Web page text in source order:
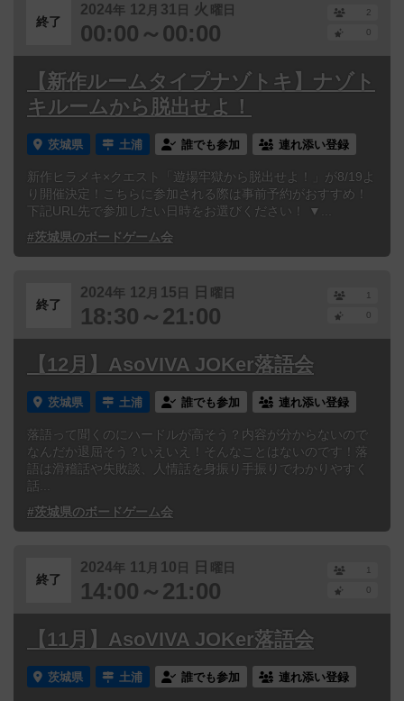
終了
2024年 12 月 31 日 火 曜日
00:00～00:00
2
0
【新作ルームタイプナゾトキ】ナゾト
キルームから脱出せよ！
茨城県 土浦 誰でも参加 連れ添い登録
新作ヒラメキ×クエスト「遊場牢獄から脱出せよ！」が8/19よ
り開催決定！こちらに参加される際は事前予約がおすすめ！
下記URL先で参加したい日時をお選びください！ ▼...
#茨城県のボードゲーム会
終了
2024年 12 月 15 日 日 曜日
18:30～21:00
1
0
【12月】AsoVIVA JOKer落語会
茨城県 土浦 誰でも参加 連れ添い登録
落語って聞くのにハードルが高そう？内容が分からないので
なんだか退屈そう？いえいえ！そんなことはないのです！落
語は滑稽話や失敗談、人情話を身振り手振りでわかりやすく
話...
#茨城県のボードゲーム会
終了
2024年 11 月 10 日 日 曜日
14:00～21:00
1
0
【11月】AsoVIVA JOKer落語会
茨城県 土浦 誰でも参加 連れ添い登録